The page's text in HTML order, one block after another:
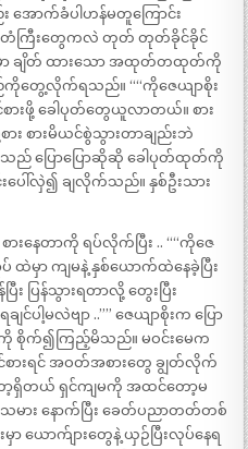
ောက်ခံပါဟန်မတူကြောင်း
ကြီးတွေကလဲ တုတ် တုတ်ခိုင်ခိုင်
နှီးမှာ ချိတ် ထားသော အထုတ်တထုတ်ကို
ေ့လိုက်ရသည်။ ““ကိုဇေယျာစိုး
းဖို့ ခေါပုတ်တွေယူလာတယ်။ စား
း စားမိယင်စွဲသွားတာချည်းဘဲ
ည် ပြောပြောဆိုဆို ခေါပုတ်ထုတ်ကို
ေါ်လှဲ၍ ချလိုက်သည်။ နှစ်ဦးသား
းနေတာကို ရပ်လိုက်ပြီး .. ““ကိုဇေ
ပ် ထဲမှာ ကျမနဲ့ နှစ်ယောက်ထဲနေခဲ့ပြီး
ပြန်သွားရတာလို့ တွေးပြီး
င်ပါ့မလဲဗျာ ..”” ဇေယျာစိုးက ပြော
စိုက်၍ကြည့်မိသည်။ မဝင်းမေက
စားရင် အဝတ်အစားတွေ ချွတ်လိုက်
ာ့ရှိတယ် ရှင်ကျမကို အထင်တော့မ
မား နောက်ပြီး ခေတ်ပညာတတ်တစ်
ာ ယောက်ျားတွေနဲ့ ယှဉ်ပြီးလုပ်နေရ